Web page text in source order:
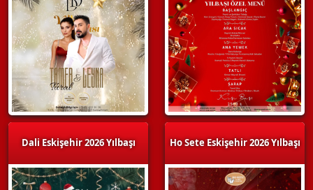
Dali Eskişehir 2026 Yılbaşı Ho Sete Eskişehir 2026 Yılbaşı